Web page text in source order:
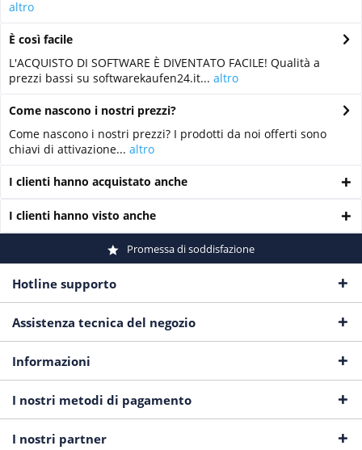
altro
È così facile
L'ACQUISTO DI SOFTWARE È DIVENTATO FACILE! Qualità a
prezzi bassi su softwarekaufen24.it... altro
Come nascono i nostri prezzi?
Come nascono i nostri prezzi? I prodotti da noi offerti sono
chiavi di attivazione... altro
I clienti hanno acquistato anche
I clienti hanno visto anche
Promessa di soddisfazione
Hotline supporto
Assistenza tecnica del negozio
Informazioni
I nostri metodi di pagamento
I nostri partner